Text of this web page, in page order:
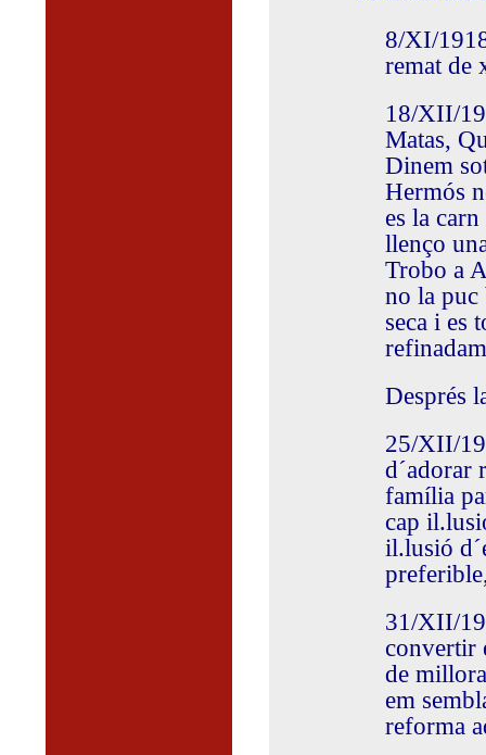
8/XI/
remat de
18/XII/
Matas,
Dinem
Hermós
es la
llenço
Trobo a
no la puc
seca i es
Després
25/XII/
d´adorar
família
cap
il.lusió
31/XII/
convertir
de
em
reforma